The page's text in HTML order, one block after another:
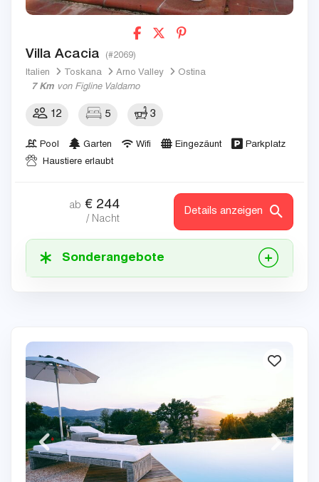
Villa Acacia (#2069)
Italien Toskana Arno Valley
Ostina
7 Km von Figline Valdarno
12 5 3
Pool Garten Wifi Eingezäunt
Parkplatz
Haustiere erlaubt
ab € 244
/ Nacht
Details anzeigen
Sonderangebote